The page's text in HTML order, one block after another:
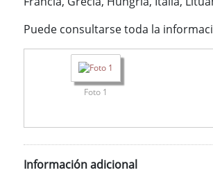
Puede consultarse toda la
Foto 1
Información adicional